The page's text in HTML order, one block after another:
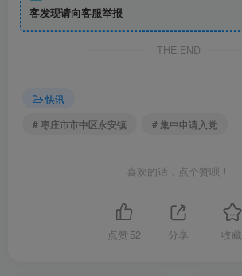
客发现请向客服举报
THE END
快讯
# 枣庄市市中区永安镇
# 集中申请入党
喜欢的话，点个赞呗！
点赞 52 分享 收藏